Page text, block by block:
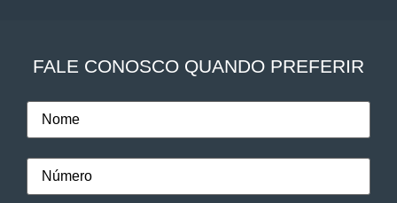
FALE CONOSCO QUANDO PREFERIR